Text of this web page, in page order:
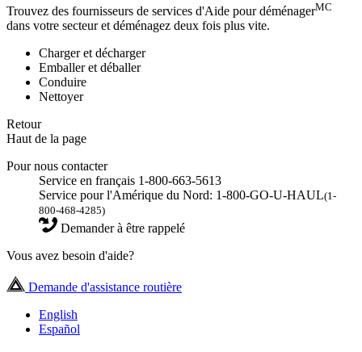
Trouvez des fournisseurs de services d'Aide pour déménagerMC
dans votre secteur et déménagez deux fois plus vite.
Charger et décharger
Emballer et déballer
Conduire
Nettoyer
Retour
Haut de la page
Pour nous contacter
Service en français 1-800-663-5613
Service pour l'Amérique du Nord: 1-800-GO-U-HAUL(1-
800-468-4285)
Demander à être rappelé
Vous avez besoin d'aide?
Demande d'assistance routière
English
Español